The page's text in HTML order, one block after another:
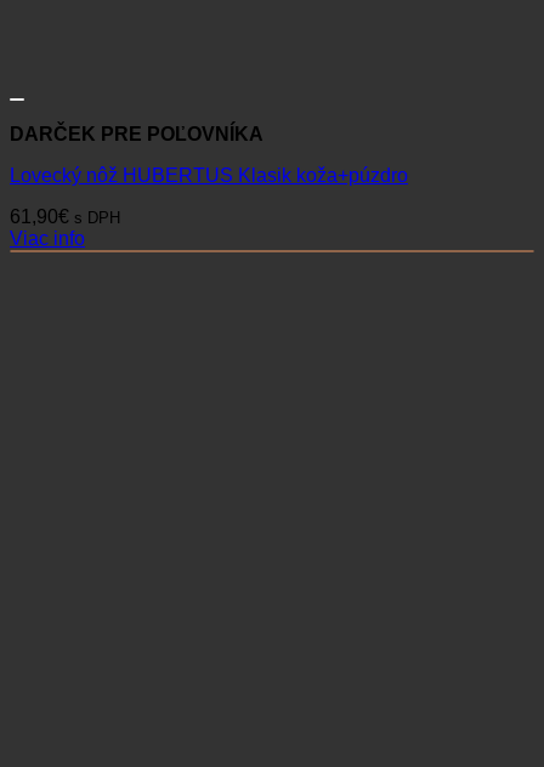
DARČEK PRE POĽOVNÍKA
Lovecký nôž HUBERTUS Klasik koža+púzdro
61,90€ s DPH
Viac info